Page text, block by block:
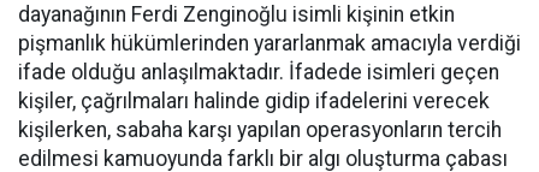
dayanağının Ferdi Zenginoğlu isimli kişinin etkin
pişmanlık hükümlerinden yararlanmak amacıyla verdiği
ifade olduğu anlaşılmaktadır. İfadede isimleri geçen
kişiler, çağrılmaları halinde gidip ifadelerini verecek
kişilerken, sabaha karşı yapılan operasyonların tercih
edilmesi kamuoyunda farklı bir algı oluşturma çabası